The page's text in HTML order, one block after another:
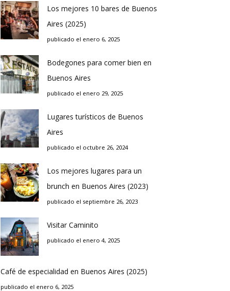
Los mejores 10 bares de Buenos
Aires (2025)
publicado el enero 6, 2025
Bodegones para comer bien en
Buenos Aires
publicado el enero 29, 2025
Lugares turísticos de Buenos
Aires
publicado el octubre 26, 2024
Los mejores lugares para un
brunch en Buenos Aires (2023)
publicado el septiembre 26, 2023
Visitar Caminito
publicado el enero 4, 2025
Café de especialidad en Buenos Aires (2025)
publicado el enero 6, 2025